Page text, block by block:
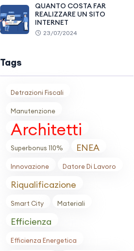
QUANTO COSTA FAR
REALIZZARE UN SITO
INTERNET
23/07/2024
Tags
Detrazioni Fiscali
Manutenzione
Architetti
Superbonus 110% ENEA
Innovazione Datore Di Lavoro
Riqualificazione
Smart City Materiali
Efficienza
Efficienza Energetica